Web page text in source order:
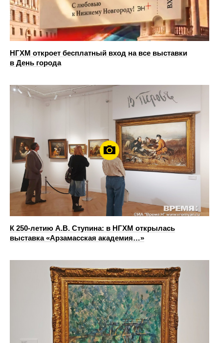
НГХМ откроет бесплатный вход на все выставки
в День города
К 250-летию А.В. Ступина: в НГХМ открылась
выставка «Арзамасская академия…»